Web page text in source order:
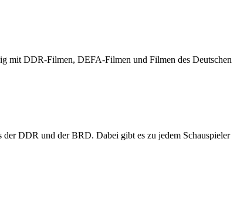
mit DDR-Filmen, DEFA-Filmen und Filmen des Deutschen
der DDR und der BRD. Dabei gibt es zu jedem Schauspieler